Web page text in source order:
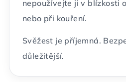
nepoužívejte ji v blízkosti
nebo při kouření.
Svěžest je příjemná.
důležitější.